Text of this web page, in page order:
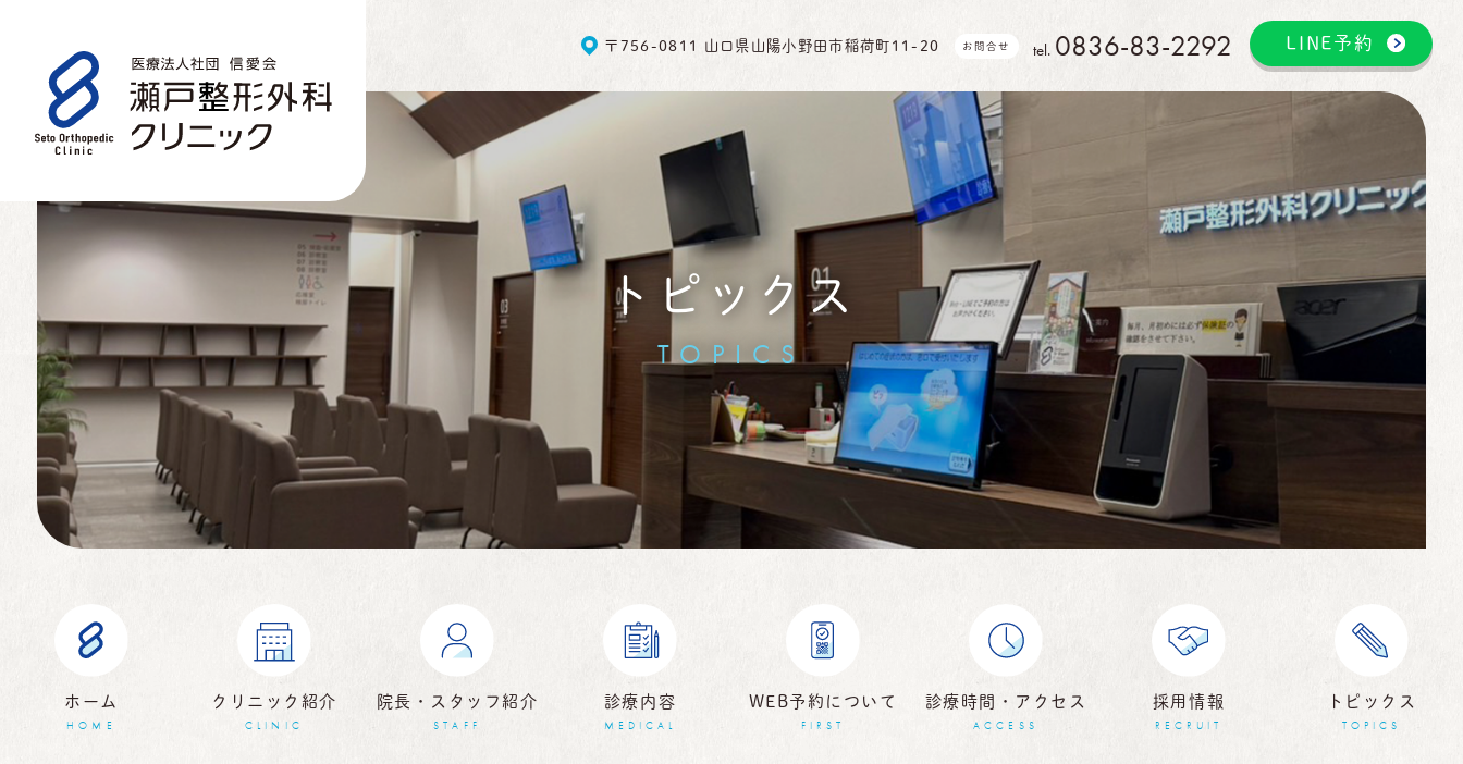
〒756-0811 山口県山陽小野田市稲荷町11-20 お問合せ tel. 0836-83-2292 LINE予約
トピックス
TOPICS
ホーム
HOME
クリニック紹介
CLINIC
院長・スタッフ紹介
STAFF
診療内容
MEDICAL
WEB予約について
FIRST
診療時間・アクセス
ACCESS
採用情報
RECRUIT
トピックス
TOPICS